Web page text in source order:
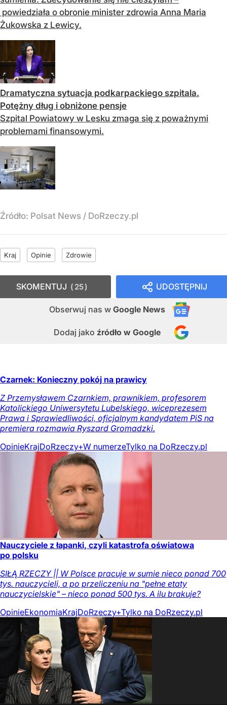
powiedziała o obronie minister zdrowia Anna Maria
Żukowska z Lewicy.
Dramatyczna sytuacja podkarpackiego szpitala.
Potężny dług i obniżone pensje
Szpital Powiatowy w Lesku zmaga się z poważnymi
problemami finansowymi.
Źródło: Polsat News / DoRzeczy.pl
Kraj Opinie Zdrowie
UDOSTĘPNIJ
Obserwuj nas w Google News
Dodaj jako źródło w Google
SKOMENTUJ 25
Czarnek: Konieczny pokój na prawicy
Z Przemysławem Czarnkiem, prawnikiem, profesorem
Katolickiego Uniwersytetu Lubelskiego, wiceprezesem
Prawa i Sprawiedliwości, oficjalnym kandydatem PiS na
premiera rozmawia Ryszard Gromadzki.
OpinieKrajDoRzeczy+W numerzeTylko na DoRzeczy.pl
Nauczyciele z łapanki, czyli katastrofa oświatowa
po polsku
SIŁĄ RZECZY || W Polsce pracuje w sumie nieco ponad 700
tys. nauczycieli, a po przeliczeniu na "pełne etaty
nauczycielskie" – nieco ponad 500 tys. A ilu brakuje?
OpinieEkonomiaKrajDoRzeczy+Tylko na DoRzeczy.pl